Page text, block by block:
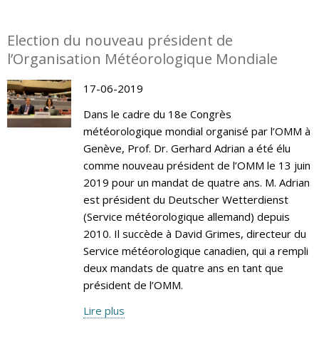
Election du nouveau président de
l’Organisation Météorologique Mondiale
17-06-2019
Dans le cadre du 18e Congrès
météorologique mondial organisé par l’OMM à
Genève, Prof. Dr. Gerhard Adrian a été élu
comme nouveau président de l’OMM le 13 juin
2019 pour un mandat de quatre ans. M. Adrian
est président du Deutscher Wetterdienst
(Service météorologique allemand) depuis
2010. Il succède à David Grimes, directeur du
Service météorologique canadien, qui a rempli
deux mandats de quatre ans en tant que
président de l’OMM.
Lire plus